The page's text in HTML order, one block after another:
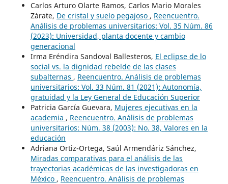
Carlos Arturo Olarte Ramos, Carlos Mario Morales
Zárate, De cristal y suelo pegajoso , Reencuentro.
Análisis de problemas universitarios: Vol. 35 Núm. 86
(2023): Universidad, planta docente y cambio
generacional
Irma Eréndira Sandoval Ballesteros, El eclipse de lo
social vs. la dignidad rebelde de las clases
subalternas , Reencuentro. Análisis de problemas
universitarios: Vol. 33 Núm. 81 (2021): Autonomía,
gratuidad y la Ley General de Educación Superior
Patricia García Guevara, Mujeres ejecutivas en la
academia , Reencuentro. Análisis de problemas
universitarios: Núm. 38 (2003): No. 38, Valores en la
educación
Adriana Ortiz-Ortega, Saúl Armendáriz Sánchez,
Miradas comparativas para el análisis de las
trayectorias académicas de las investigadoras en
México , Reencuentro. Análisis de problemas